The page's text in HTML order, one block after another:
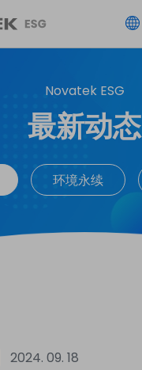
Novatek ESG
最新动态
环境永续
2024. 09. 18